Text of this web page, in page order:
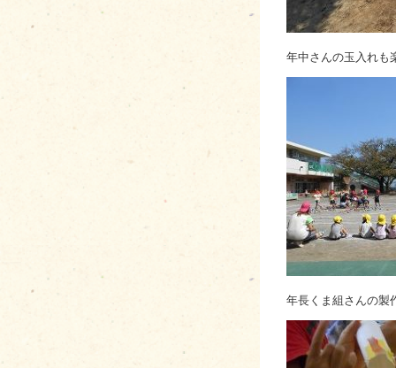
年中さんの玉入れも
年長くま組さんの製